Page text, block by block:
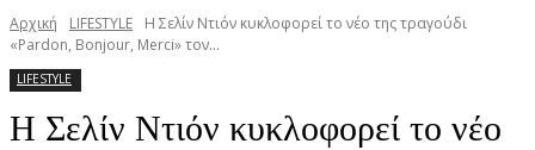
Αρχική LIFESTYLE
Η Σελίν Ντιόν κυκλοφορεί το νέο της τραγούδι
«Pardon, Bonjour, Merci» τον...
LIFESTYLE
Η Σελίν Ντιόν κυκλοφορεί το νέο